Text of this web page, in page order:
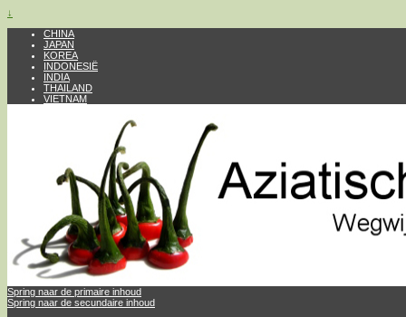
↓
CHINA
JAPAN
KOREA
INDONESIË
INDIA
THAILAND
VIETNAM
Spring naar de primaire inhoud
Spring naar de secundaire inhoud